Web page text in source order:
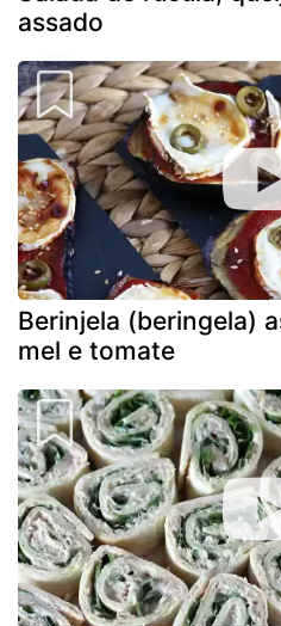
assado
Berinjela (beringela)
mel e tomate